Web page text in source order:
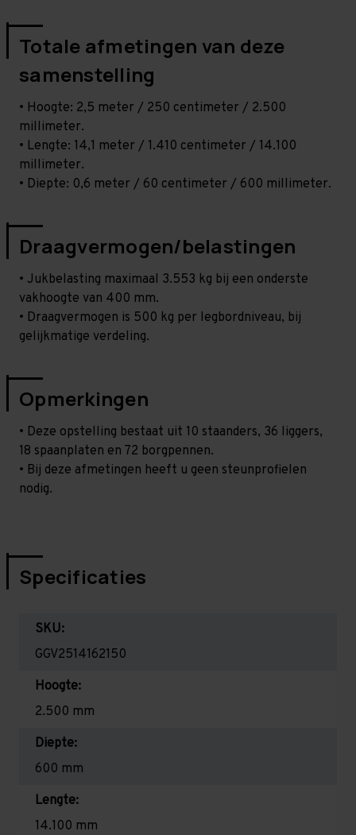
Totale afmetingen van deze
samenstelling
• Hoogte: 2,5 meter / 250 centimeter / 2.500
millimeter.
• Lengte: 14,1 meter / 1.410 centimeter / 14.100
millimeter.
• Diepte: 0,6 meter / 60 centimeter / 600 millimeter.
Draagvermogen/belastingen
• Jukbelasting maximaal 3.553 kg bij een onderste
vakhoogte van 400 mm.
• Draagvermogen is 500 kg per legbordniveau, bij
gelijkmatige verdeling.
Opmerkingen
• Deze opstelling bestaat uit 10 staanders, 36 liggers,
18 spaanplaten en 72 borgpennen.
• Bij deze afmetingen heeft u geen steunprofielen
nodig.
Specificaties
SKU:
GGV2514162150
Hoogte:
2.500 mm
Diepte:
600 mm
Lengte:
14.100 mm